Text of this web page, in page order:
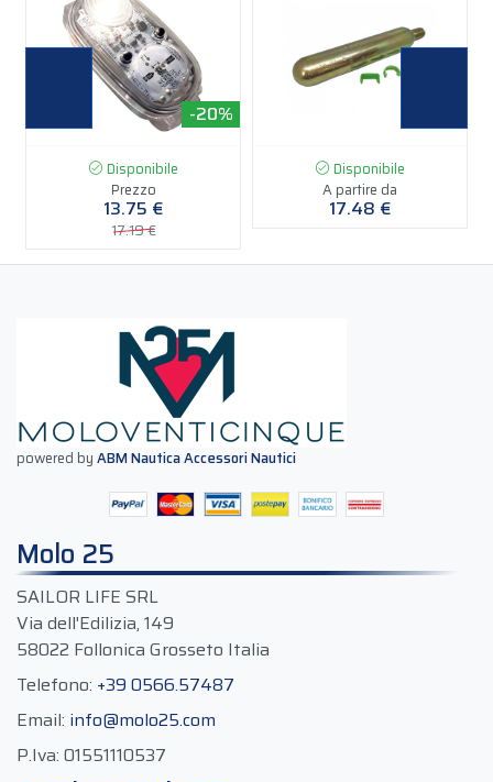
-20%
Disponibile
Prezzo
13.75 €
17.19 €
Disponibile
A partire da
17.48 €
powered byABM Nautica Accessori Nautici
Molo 25
SAILOR LIFE SRL
Via dell'Edilizia, 149
58022 Follonica Grosseto Italia
Telefono: +39 0566.57487
Email: info@molo25.com
P.Iva: 01551110537